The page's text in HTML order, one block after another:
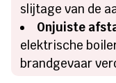
slijtage van de
Onjuiste
elektrische
brandgevaar